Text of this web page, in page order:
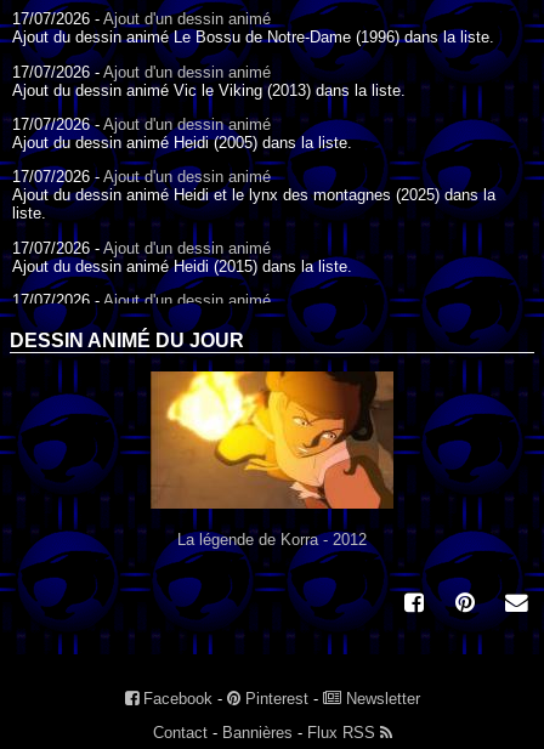
17/07/2026 - Ajout d'un dessin animé
Ajout du dessin animé Le Bossu de Notre-Dame (1996) dans la liste.
17/07/2026 -Ajout d'un dessin animé
Ajout du dessin animé Vic le Viking (2013) dans la liste.
17/07/2026 - Ajout d'un dessin animé
Ajout du dessin animé Heidi (2005) dans la liste.
17/07/2026 - Ajout d'un dessin animé
Ajout du dessin animé Heidi et le lynx des montagnes (2025) dans la
liste.
17/07/2026 - Ajout d'un dessin animé
Ajout du dessin animé Heidi (2015) dans la liste.
17/07/2026 - Ajout d'un dessin animé
Ajout du dessin animé Heidi (1995) dans la liste.
09/07/2026 -Ajout d'un dessin animé
Ajout du dessin animé Genki l'Aventurier de la Chance (2006) dans la
liste.
04/07/2026 - Ajout d'un dessin animé
Ajout du dessin animé Vilain Petit Canard (2000) dans la liste.
04/07/2026 -Ajout d'un dessin animé
Ajout du dessin animé Le Noël du vilain petit canard (2003) dans la liste.
DESSIN ANIMÉ DU JOUR
La légende de Korra - 2012
Facebook - Pinterest-
Newsletter
Contact- Bannières - Flux RSS